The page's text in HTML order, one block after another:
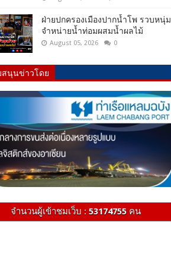
ฝ่ายปกครองเมืองปากน้ำโพ รวบหนุ่ม
จำหน่ายน้ำท่อมผสมน้ำผลไม้
August 05, 2026 0
นุนข่าวโดย
จำนวนผู้เข้าชมเว็บ : 53174755 คน